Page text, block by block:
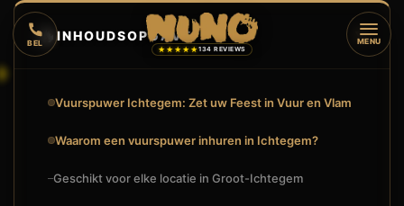
BEL
★★★★★134 REVIEWS
MENU
🔥INHOUDSOPGAVE ▼
Vuurspuwer Ichtegem: Zet uw Feest in Vuur en Vlam
Waarom een vuurspuwer inhuren in Ichtegem?
Geschikt voor elke locatie in Groot-Ichtegem